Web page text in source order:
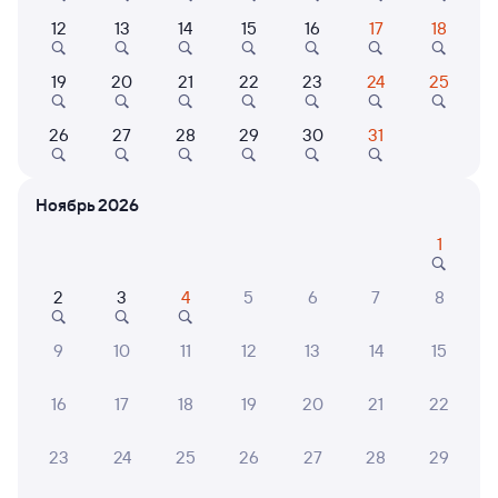
Выберите дату
Санкт-Петербург Ладож.
Сокол
в Сыктывкар
08:41 22:14
13 ч 33 м в пути
Дни следования ближайшие: 8, 10, 12 августа Маршрут
Плацкарт Купе
Выберите дату
12 13 14 15 16 17 18
19 20 21 22 23 24 25
26 27 28 29 30 31
Ноябрь 2026
1
2 3 4 5 6 7 8
9 10 11 12 13 14 15
16 17 18 19 20 21 22
23 24 25 26 27 28 29